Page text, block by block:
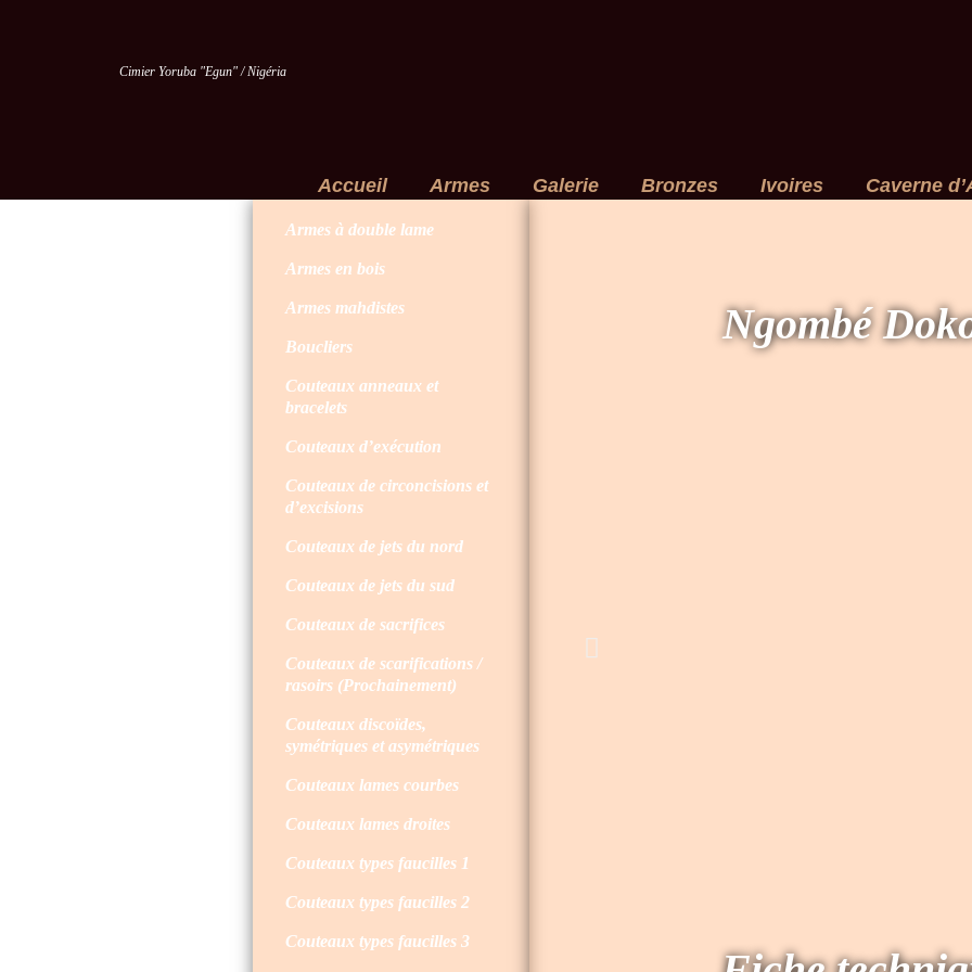
Cimier Yoruba "Egun" / Nigéria
Accueil Armes Galerie Bronzes Ivoires Caverne
Armes à double lame
Armes en bois
Armes mahdistes
Boucliers
Couteaux anneaux et
bracelets
Couteaux d’exécution
Couteaux de circoncisions et
d’excisions
Couteaux de jets du nord
Couteaux de jets du sud
Couteaux de sacrifices
Couteaux de scarifications /
rasoirs (Prochainement)
Couteaux discoïdes,
symétriques et asymétriques
Couteaux lames courbes
Couteaux lames droites
Couteaux types faucilles 1
Couteaux types faucilles 2
Couteaux types faucilles 3
Ngombé